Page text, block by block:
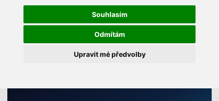
Souhlasím
Odmítám
Upravit mé předvolby